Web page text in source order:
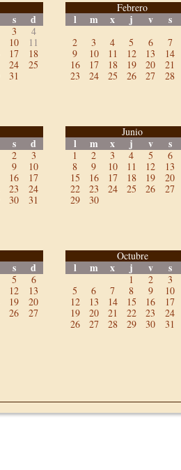
s d
3
4
10
11
17
18
24
25
31
Febrero
l m x j v s
2 3 4 5 6
7
9
10 11 12 13
14
16
17 18 19 20
21
23
24 25 26 27 28
s d
2
3
9
10
16
17
23
24
30 31
Junio
l m x j v s
1 2 3 4 5
6
8
9 10 11 12
13
15
16 17 18 19
20
22
23 24 25 26
27
29
30
s d
5
6
12
13
19
20
26
27
Octubre
l m x j v s
1 2
3
5
6 7 8 9
10
12
13 14 15 16
17
19
20 21 22 23
24
26
27 28 29 30 31